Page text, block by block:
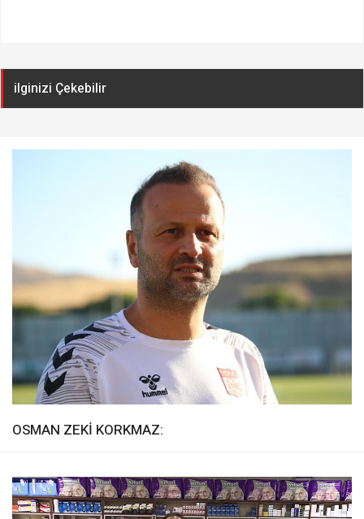
ilginizi Çekebilir
OSMAN ZEKİ KORKMAZ: